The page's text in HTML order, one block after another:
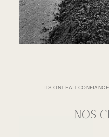
ILS ONT FAIT
NOS